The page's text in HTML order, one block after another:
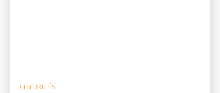
CÉLÉBRITÉS